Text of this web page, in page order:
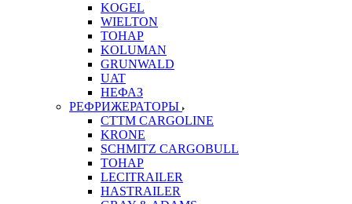
KOGEL
WIELTON
ТОНАР
KOLUMAN
GRUNWALD
UAT
НЕФАЗ
РЕФРИЖЕРАТОРЫ
CTTM CARGOLINE
KRONE
SCHMITZ CARGOBULL
ТОНАР
LECITRAILER
HASTRAILER